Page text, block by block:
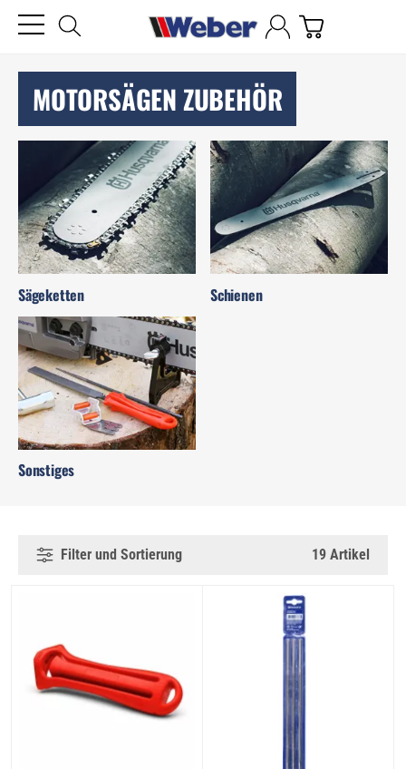
MOTORSÄGEN ZUBEHÖR
Sägeketten Schienen
Sonstiges
Filter und Sortierung 19 Artikel